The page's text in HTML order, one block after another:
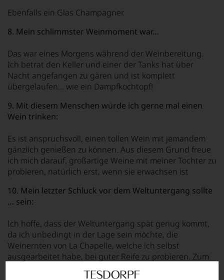
Ebenfalls ein Glas Champagner.
8. Mein schlimmster Weinmoment war…
Das war eines Morgens während der Weinbereitung.
Ich betrat den Keller und einer der Tanks hat über
Nacht angefangen zu gären und ist komplett
übergelaufen… wie ein Dampfkochtopf!
9. Mit diesem Menschen würde ich gerne mal einen
Wein trinken:
Es ist anspruchsvoll, einen tollen Wein mit jemandem
gänzlich genießen zu können. Aus diesem Grund freue
ich mich darauf, großartige Weine mit meiner Tochter zu
probieren, natürlich erst, wenn sie erwachsen ist
10. Mein letzter Schluck vor dem Weltuntergang sollte
… sein:
Ich hoffe, dass der Weltuntergang spät genug kommt,
da ich unbedingt in der Lage sein möchte, die
Weinernten von La Chapelle, welche ich selbst
ausgearbeitet habe, bei guter Reife zu probieren. Zum
Beispiel 2010, 2015, 2016… Ich muss noch weitere 30